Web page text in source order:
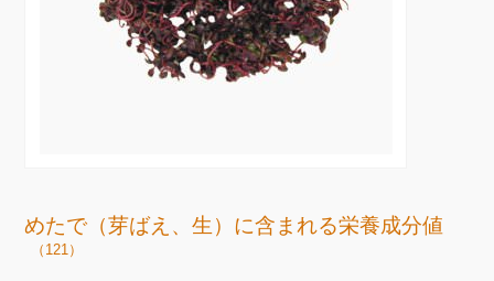
めたで（芽ばえ、生）に含まれる栄養成分値
（121）